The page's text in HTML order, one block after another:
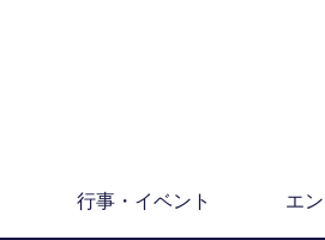
行事・イベント エ